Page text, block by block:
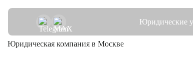
Юридические
Юридическая компания в Москве